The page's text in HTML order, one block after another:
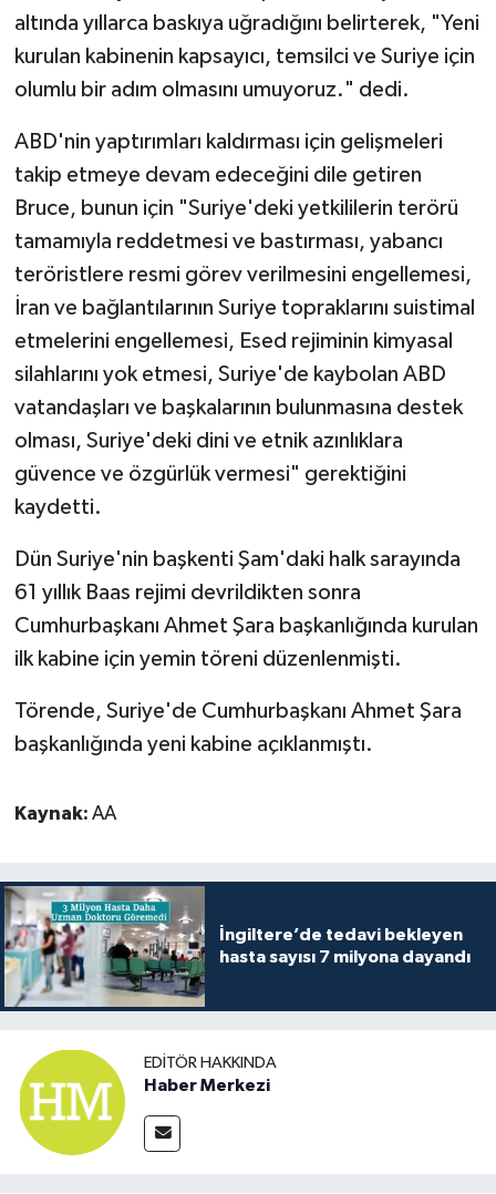
altında yıllarca baskıya uğradığını belirterek, "Yeni
kurulan kabinenin kapsayıcı, temsilci ve Suriye için
olumlu bir adım olmasını umuyoruz." dedi.
ABD'nin yaptırımları kaldırması için gelişmeleri
takip etmeye devam edeceğini dile getiren
Bruce, bunun için "Suriye'deki yetkililerin terörü
tamamıyla reddetmesi ve bastırması, yabancı
teröristlere resmi görev verilmesini engellemesi,
İran ve bağlantılarının Suriye topraklarını suistimal
etmelerini engellemesi, Esed rejiminin kimyasal
silahlarını yok etmesi, Suriye'de kaybolan ABD
vatandaşları ve başkalarının bulunmasına destek
olması, Suriye'deki dini ve etnik azınlıklara
güvence ve özgürlük vermesi" gerektiğini
kaydetti.
Dün Suriye'nin başkenti Şam'daki halk sarayında
61 yıllık Baas rejimi devrildikten sonra
Cumhurbaşkanı Ahmet Şara başkanlığında kurulan
ilk kabine için yemin töreni düzenlenmişti.
Törende, Suriye'de Cumhurbaşkanı Ahmet Şara
başkanlığında yeni kabine açıklanmıştı.
Kaynak: AA
İngiltere’de tedavi bekleyen
hasta sayısı 7 milyona dayandı
EDITÖR HAKKINDA
Haber Merkezi